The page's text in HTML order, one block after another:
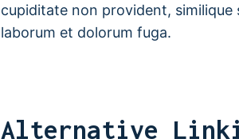
cupiditate non provident,
laborum et dolorum fuga.
Alternative